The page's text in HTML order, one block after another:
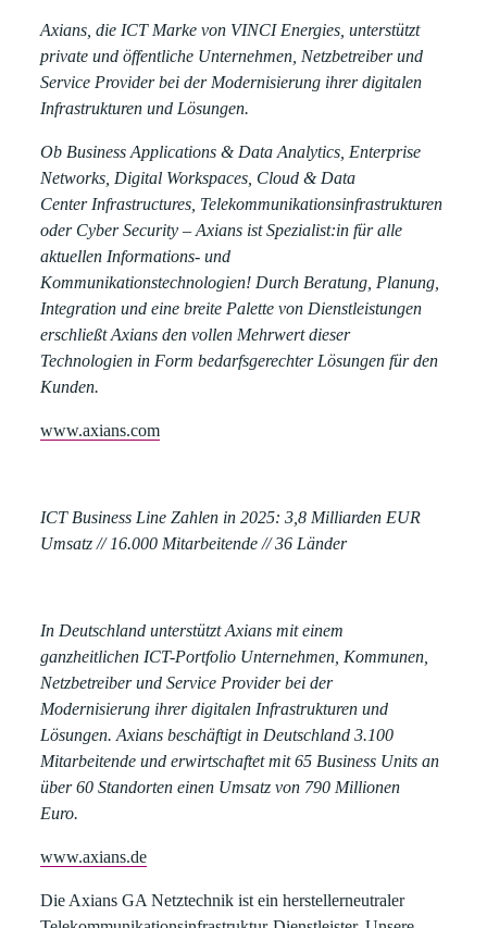
Axians, die ICT Marke von VINCI Energies, unterstützt
private und öffentliche Unternehmen, Netzbetreiber und
Service Provider bei der Modernisierung ihrer digitalen
Infrastrukturen und Lösungen.
Ob Business Applications & Data Analytics, Enterprise
Networks, Digital Workspaces, Cloud & Data
Center Infrastructures, Telekommunikationsinfrastrukturen
oder Cyber Security – Axians ist Spezialist:in für alle
aktuellen Informations- und
Kommunikationstechnologien! Durch Beratung, Planung,
Integration und eine breite Palette von Dienstleistungen
erschließt Axians den vollen Mehrwert dieser
Technologien in Form bedarfsgerechter Lösungen für den
Kunden.
www.axians.com
ICT Business Line Zahlen in 2025: 3,8 Milliarden EUR
Umsatz // 16.000 Mitarbeitende // 36 Länder
In Deutschland unterstützt Axians mit einem
ganzheitlichen ICT-Portfolio Unternehmen, Kommunen,
Netzbetreiber und Service Provider bei der
Modernisierung ihrer digitalen Infrastrukturen und
Lösungen. Axians beschäftigt in Deutschland 3.100
Mitarbeitende und erwirtschaftet mit 65 Business Units an
über 60 Standorten einen Umsatz von 790 Millionen
Euro.
www.axians.de
Die Axians GA Netztechnik ist ein herstellerneutraler